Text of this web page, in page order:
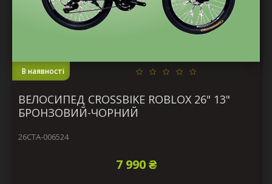
В наявності
ВЕЛОСИПЕД CROSSBIKE ROBLOX 26" 13"
БРОНЗОВИЙ-ЧОРНИЙ
26СTA-006524
7 990 ₴